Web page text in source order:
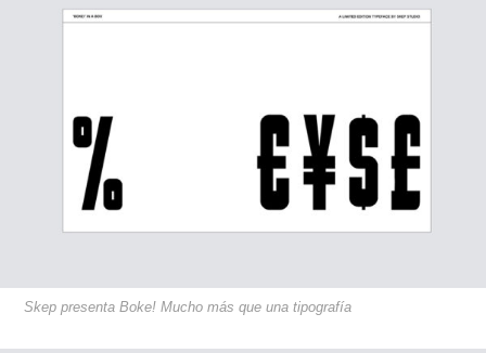
Skep presenta Boke! Mucho más que una tipografía